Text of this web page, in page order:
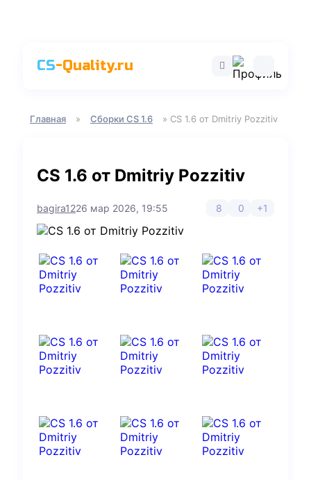
CS-Quality.ru
Главная » Сборки CS 1.6 » CS 1.6 от Dmitriy Pozzitiv
CS 1.6 от Dmitriy Pozzitiv
bagira1226 мар 2026, 19:55 8 0 +1